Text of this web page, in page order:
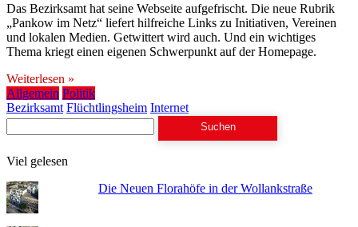
Das Bezirksamt hat seine Webseite aufgefrischt. Die neue Rubrik
„Pankow im Netz“ liefert hilfreiche Links zu Initiativen, Vereinen
und lokalen Medien. Getwittert wird auch. Und ein wichtiges
Thema kriegt einen eigenen Schwerpunkt auf der Homepage.
Weiterlesen »
Allgemein Politik
Bezirksamt Flüchtlingsheim Internet
Suchen
nach:
Viel gelesen
Die Neuen Florahöfe in der Wollankstraße